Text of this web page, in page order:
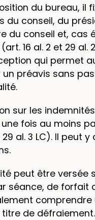
du bureau, il
du conseil, du
du conseil et, cas
16 al. 2 et 29 al.
qui permet
préavis sans
sur les
fois au moins
29 al. 3 LC). Il peut
peut être versée
séance, de forfait
de défraiement.